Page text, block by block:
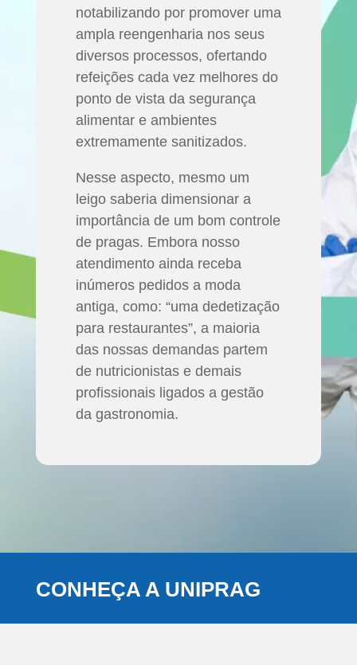
notabilizando por promover uma
ampla reengenharia nos seus
diversos processos, ofertando
refeições cada vez melhores do
ponto de vista da segurança
alimentar e ambientes
extremamente sanitizados.
Nesse aspecto, mesmo um
leigo saberia dimensionar a
importância de um bom controle
de pragas. Embora nosso
atendimento ainda receba
inúmeros pedidos a moda
antiga, como: “uma dedetização
para restaurantes”, a maioria
das nossas demandas partem
de nutricionistas e demais
profissionais ligados a gestão
da gastronomia.
CONHEÇA A UNIPRAG